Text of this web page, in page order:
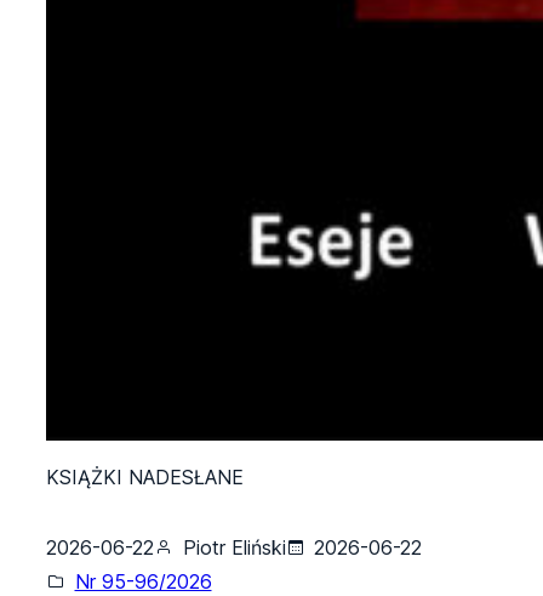
KSIĄŻKI NADESŁANE
2026-06-22 Piotr Eliński
2026-06-22
Nr 95-96/2026